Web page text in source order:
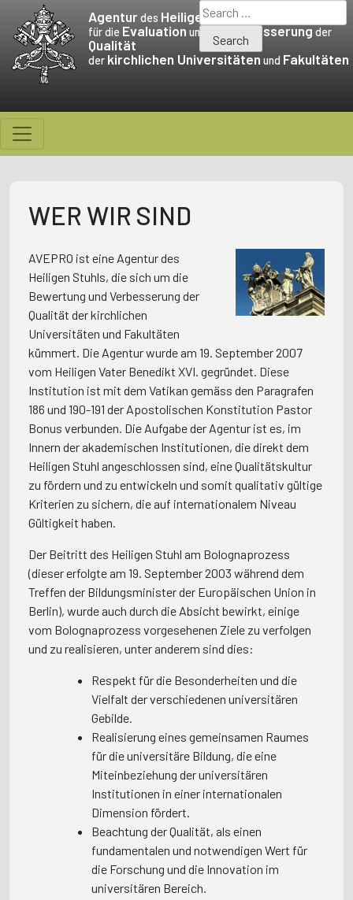
content
Agenturdes Heiligen Stuhls
für die Evaluation und die Verbesserungder
Qualität
der kirchlichen Universitäten und Fakultäten
Search
for:
WER WIR SIND
AVEPRO ist eine Agentur des
Heiligen Stuhls, die sich um die
Bewertung und Verbesserung der
Qualität der kirchlichen
Universitäten und Fakultäten
kümmert. Die Agentur wurde am 19. September 2007
vom Heiligen Vater Benedikt XVI. gegründet. Diese
Institution ist mit dem Vatikan gemäss den Paragrafen
186 und 190-191 der Apostolischen Konstitution Pastor
Bonus verbunden. Die Aufgabe der Agentur ist es, im
Innern der akademischen Institutionen, die direkt dem
Heiligen Stuhl angeschlossen sind, eine Qualitätskultur
zu fördern und zu entwickeln und somit qualitativ gültige
Kriterien zu sichern, die auf internationalem Niveau
Gültigkeit haben.
Der Beitritt des Heiligen Stuhl am Bolognaprozess
(dieser erfolgte am 19. September 2003 während dem
Treffen der Bildungsminister der Europäischen Union in
Berlin), wurde auch durch die Absicht bewirkt, einige
vom Bolognaprozess vorgesehenen Ziele zu verfolgen
und zu realisieren, unter anderem sind dies:
Respekt für die Besonderheiten und die
Vielfalt der verschiedenen universitären
Gebilde.
Realisierung eines gemeinsamen Raumes
für die universitäre Bildung, die eine
Miteinbeziehung der universitären
Institutionen in einer internationalen
Dimension fördert.
Beachtung der Qualität, als einen
fundamentalen und notwendigen Wert für
die Forschung und die Innovation im
universitären Bereich.